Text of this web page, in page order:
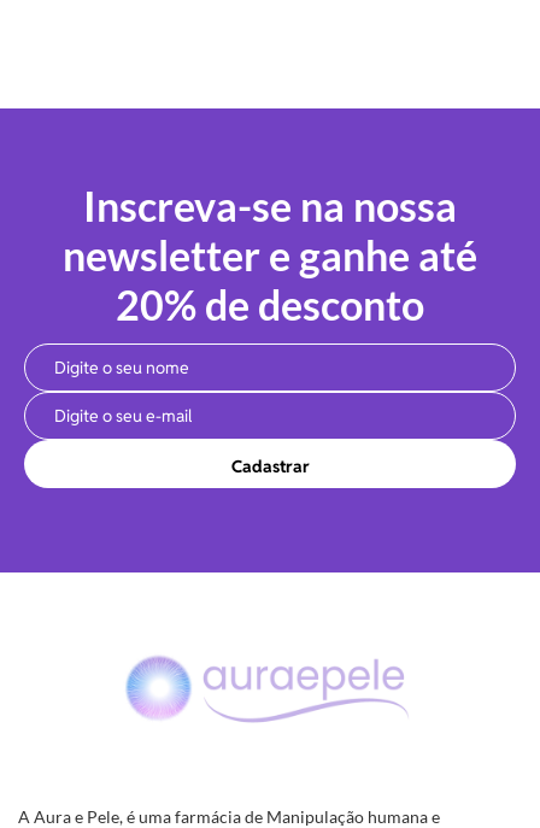
Inscreva-se na nossa
newsletter e ganhe até
20% de desconto
Cadastrar
A Aura e Pele, é uma farmácia de Manipulação humana e